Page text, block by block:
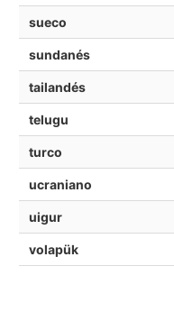
sueco
sundanés
tailandés
telugu
turco
ucraniano
uigur
volapük